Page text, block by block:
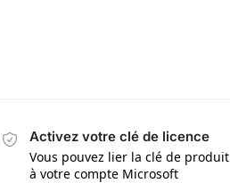
Activez votre clé de licence
Vous pouvez lier la clé de produit
à votre compte Microsoft